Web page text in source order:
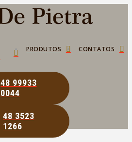
PRODUTOS CONTATOS
48 99933
0044
48 3523
1266